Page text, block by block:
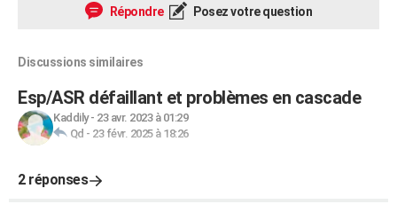
Répondre Posez votre question
Discussions similaires
Esp/ASR défaillant et problèmes en cascade
Kaddily- 23 avr. 2023 à 01:29
Qd - 23 févr. 2025 à 18:26
2 réponses